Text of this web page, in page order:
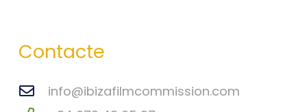
Contacte
info@ibizafilmcommission.com